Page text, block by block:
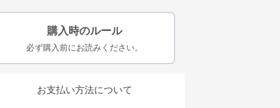
購入時のルール
必ず購入前にお読みください。
お支払い方法について